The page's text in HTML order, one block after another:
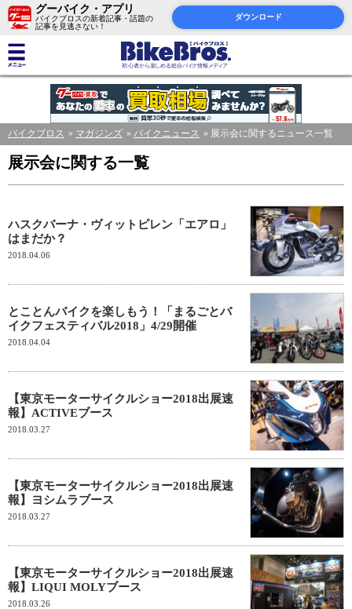
グーバイク・アプリ
バイクブロスの新着記事・話題の
記事を見逃さない！
ダウンロード
バイクブロス マガジンズ バイクニュース 展示会に関するニュース一覧
展示会に関する一覧
ハスクバーナ・ヴィットピレン「エアロ」
はまだか？
2018.04.06
とことんバイクを楽しもう！「まるごとバ
イクフェスティバル2018」4/29開催
2018.04.04
【東京モーターサイクルショー2018出展速
報】ACTIVEブース
2018.03.27
【東京モーターサイクルショー2018出展速
報】ヨシムラブース
2018.03.27
【東京モーターサイクルショー2018出展速
報】LIQUI MOLYブース
2018.03.26